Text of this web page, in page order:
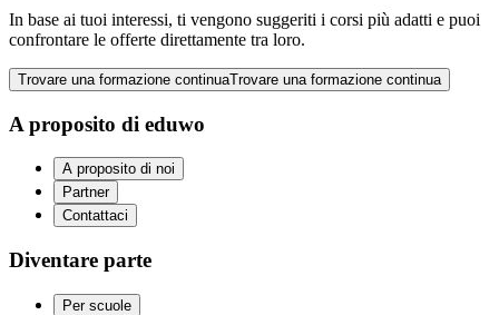
In base ai tuoi interessi, ti vengono suggeriti i corsi più adatti e puoi
confrontare le offerte direttamente tra loro.
Trovare una formazione continuaTrovare una formazione continua
A proposito di eduwo
A proposito di noi
Partner
Contattaci
Diventare parte
Per scuole